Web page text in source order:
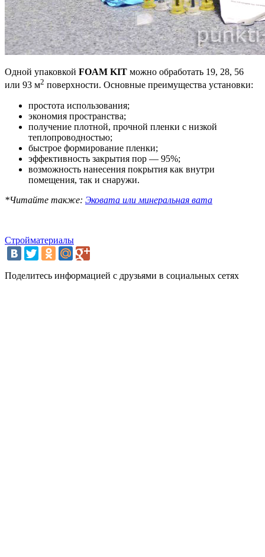
Одной упаковкой FOAM KIT можно обработать 19, 28, 56
или 93 м2 поверхности. Основные преимущества установки:
простота использования;
экономия пространства;
получение плотной, прочной пленки с низкой
теплопроводностью;
быстрое формирование пленки;
эффективность закрытия пор — 95%;
возможность нанесения покрытия как внутри
помещения, так и снаружи.
*Читайте также: Эковата или минеральная вата
Стройматериалы
Поделитесь информацией с друзьями в социальных сетях